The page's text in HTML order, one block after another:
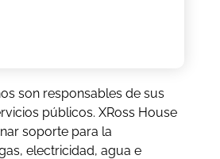
son responsables de sus
públicos. XRoss House
soporte para la
electricidad, agua e